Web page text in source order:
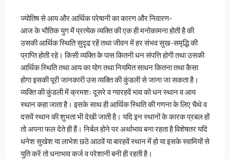
ज्योतिष से आय और आर्थिक परेषानी का कारण और निवारण-
आज के भौतिक युग में प्रत्येक व्यक्ति की एक ही मनोकामना होती है की
उसकी आर्थिक स्थिति सुदृढ रहें तथा जीवन में हर संभव सुख-समृद्धि की
प्राप्ति होती रहे। किसी व्यक्ति के पास कितनी धन संपत्ति होगी तथा उसकी
आर्थिक स्थिति तथा आय का योग तथा नियमित साधन कितना तथा कैसा
होगा इसकी पूरी जानकारी उस व्यक्ति की कुंडली से जाना जा सकता है।
व्यक्ति की कुंडली में क्रमशः दूसरे व ग्यारहवें भाव को धन स्थान व आय
स्थान कहा जाता है। इसके साथ ही आर्थिक स्थिति की गणना के लिए चैथे व
दसवें स्थान की शुभता भी देखी जाती है। यदि इन स्थानों के कारक प्रबल हों
तो अपना फल देते ही हैं। निर्बल होने पर अर्थाभाव बना रहता है विशेषतर यदि
धनेश सुखेश या लाभेश छठे आठवें या बारहवें स्थान में हो या इसके स्वामियों से
युति करें तो धनाभाव कर्ज व परेशानी बनी ही रहती है।